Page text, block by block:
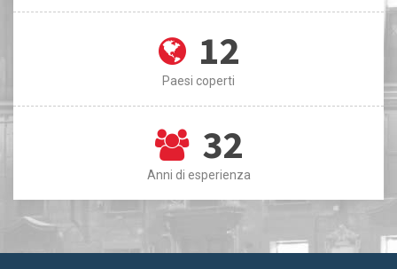
12
Paesi coperti
32
Anni di esperienza